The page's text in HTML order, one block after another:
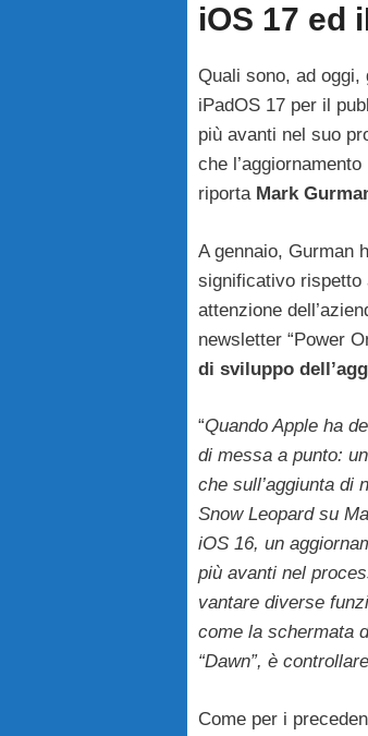
iOS 17 ed
Quali sono, ad oggi,
iPadOS 17 per il
più avanti nel suo
che
riporta Mark
A gennaio, Gurman
significativo rispetto
attenzione
newsletter “Power
di sviluppo
“Quando Apple ha
di messa a punto:
che sull’aggiunta di
Snow Leopard su
iOS 16, un
più avanti nel
vantare diverse
come la schermata
“Dawn”, è
Come per i